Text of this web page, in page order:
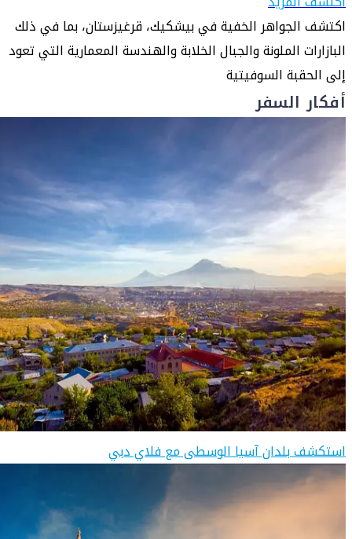
اكتشف الجواهر الخفية في بيشكيك، قرغيزستان، بما في ذلك
البازارات الملونة والجبال الخلابة والهندسة المعمارية التي تعود
إلى الحقبة السوفيتية
أفكار السفر
استكشف بلدان آسيا الوسطى مع فلاي دبي